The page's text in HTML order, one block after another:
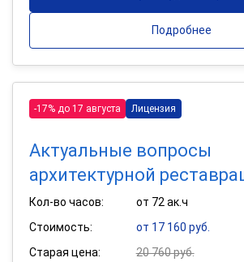
Подробнее
-17% до 17 августа Лицензия
Актуальные вопросы
архитектурной
Кол-во часов:
от 72 ак.ч
Стоимость:
от 17 160 руб.
Старая цена:
20 760 руб.